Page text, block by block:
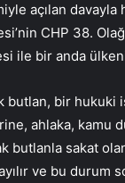
açılan
CHP 38.
ile bir anda
butlan, bir hukuki
ahlaka, kamu
sakat
ve bu durum